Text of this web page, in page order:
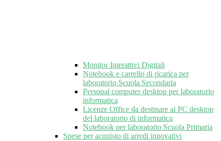
Monitor Interattivi Digitali
Notebook e carrello di ricarica per
laboratorio Scuola Secondaria
Personal computer desktop per laboratorio
informatica
Licenze Office da destinare ai PC desktop
del laboratorio di informatica
Notebook per laboratorio Scuola Primaria
Spese per acquisto di arredi innovativi